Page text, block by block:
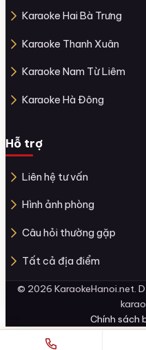
Karaoke Hai Bà Trưng
Karaoke Thanh Xuân
Karaoke Nam Từ Liêm
Karaoke Hà Đông
Hỗ trợ
Liên hệ tư vấn
Hình ảnh phòng
Câu hỏi thường gặp
Tất cả địa điểm
© 2026 KaraokeHanoi.net.
Chính sách